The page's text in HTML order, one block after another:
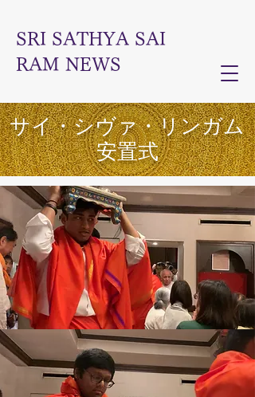
SRI SATHYA SAI
RAM NEWS
​サイ・シヴァ・リンガム
安置式